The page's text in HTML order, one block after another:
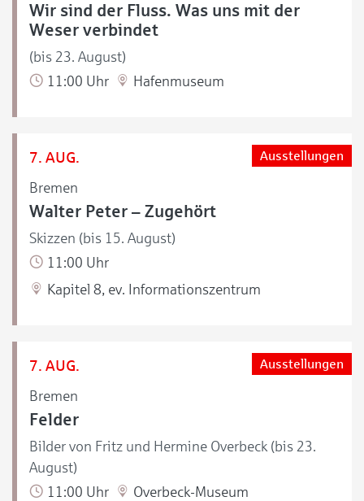
Wir sind der Fluss. Was uns mit der
Weser verbindet
(bis 23. August)
11:00 Uhr
Hafenmuseum
7. AUG.
Bremen
Ausstellungen
Walter Peter – Zugehört
Skizzen (bis 15. August)
11:00 Uhr
Kapitel 8, ev. Informationszentrum
7. AUG.
Bremen
Ausstellungen
Felder
Bilder von Fritz und Hermine Overbeck (bis 23.
August)
11:00 Uhr
Overbeck-Museum